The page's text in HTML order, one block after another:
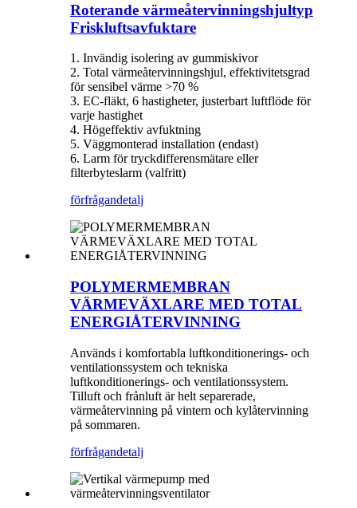
Roterande värmeåtervinningshjultyp
Friskluftsavfuktare
1. Invändig isolering av gummiskivor
2. Total värmeåtervinningshjul, effektivitetsgrad
för sensibel värme >70 %
3. EC-fläkt, 6 hastigheter, justerbart luftflöde för
varje hastighet
4. Högeffektiv avfuktning
5. Väggmonterad installation (endast)
6. Larm för tryckdifferensmätare eller
filterbyteslarm (valfritt)
förfrågandetalj
POLYMERMEMBRAN
VÄRMEVÄXLARE MED TOTAL
ENERGIÅTERVINNING
Används i komfortabla luftkonditionerings- och
ventilationssystem och tekniska
luftkonditionerings- och ventilationssystem.
Tilluft och frånluft är helt separerade,
värmeåtervinning på vintern och kylåtervinning
på sommaren.
förfrågandetalj